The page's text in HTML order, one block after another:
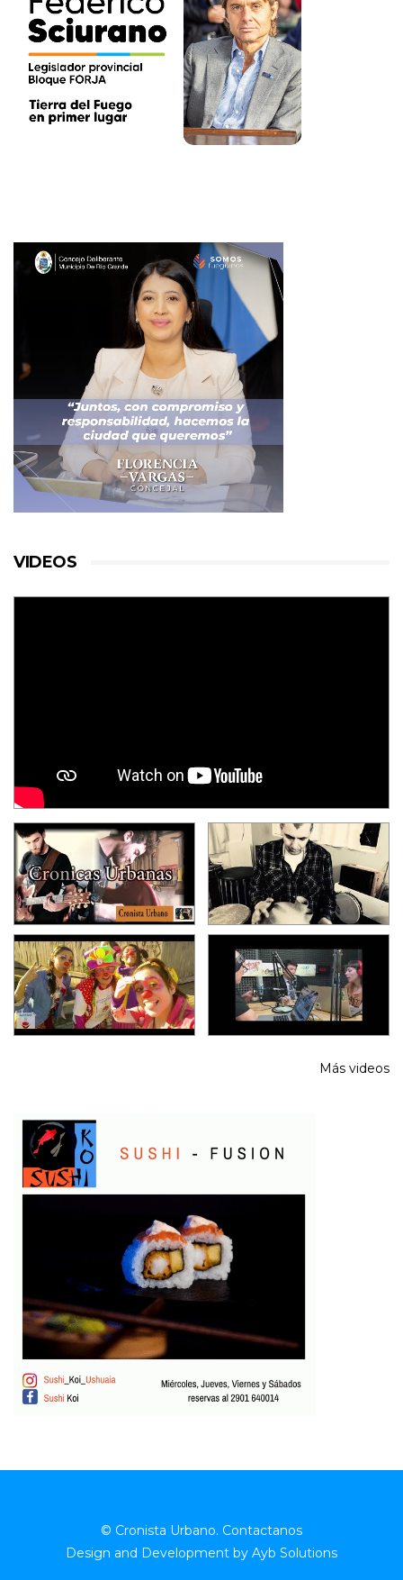
VIDEOS
Más videos
© Cronista Urbano. Contactanos
Design and Development by Ayb Solutions